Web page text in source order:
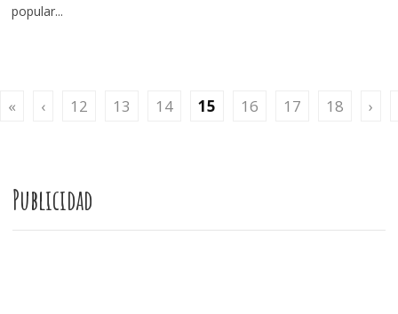
popular...
« ‹ 12 13 14 15 16 17 18 ›
Publicidad